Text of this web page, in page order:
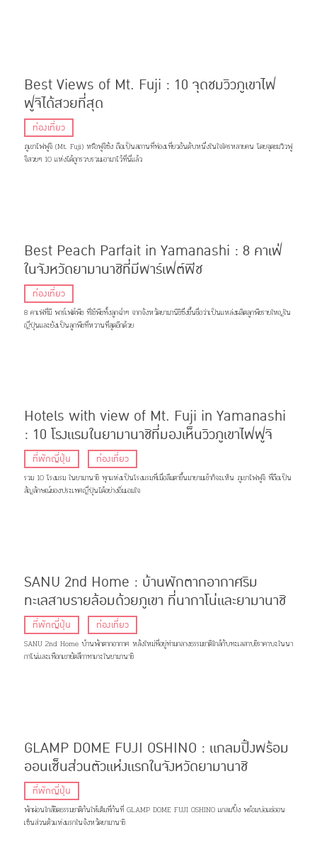
Best Views of Mt. Fuji : 10 จุดชมวิวภูเขาไฟ
ฟูจิได้สวยที่สุด
ท่องเที่ยว
ภูเขาไฟฟูจิ (Mt. Fuji) หรือฟูจิซัง ถือเป็นสถานที่ท่องเที่ยวอันดับหนึ่งในใจใครหลายคน โดยจุดชมวิวฟู
จิสวยๆ 10 แห่งได้ถูกรวบรวมเอามาไว้ที่นี่แล้ว
Best Peach Parfait in Yamanashi : 8 คาเฟ่
ในจังหวัดยามานาชิที่มีพาร์เฟต์พีช
ท่องเที่ยว
8 คาเฟ่ที่มี พาร์เฟต์พีช ที่ใช้พีชทั้งลูกฉ่ำๆ จากจังหวัดยามานิชิซึ่งขึ้นชื่อว่าเป็นแหล่งผลิตลูกพีชรายใหญ่ใน
ญี่ปุ่นและยังเป็นลูกพีชที่หวานที่สุดอีกด้วย
Hotels with view of Mt. Fuji in Yamanashi
: 10 โรงแรมในยามานาชิที่มองเห็นวิวภูเขาไฟฟูจิ
ที่พักญี่ปุ่น ท่องเที่ยว
รวม 10 โรงแรม ในยามานาชิ ทุกแห่งเป็นโรงแรมที่เมื่อลืมตาขึ้นมายามเช้าก็จะเห็น ภูเขาไฟฟูจิ ที่ถือเป็น
สัญลักษณ์ของประเทศญี่ปุ่นได้อย่างอิ่มเอมใจ
SANU 2nd Home : บ้านพักตากอากาศริม
ทะเลสาบรายล้อมด้วยภูเขา ที่นากาโน่และยามานาชิ
ที่พักญี่ปุ่น ท่องเที่ยว
SANU 2nd Home บ้านพักตากอากาศ หลังใหม่ที่อยู่ท่ามกลางธรรมชาติใกล้กับทะเลสาบชิราคาบะในนา
กาโน่และเทือกเขายัตสึกาทาเกะในยามานาชิ
GLAMP DOME FUJI OSHINO : แกลมปิ้งพร้อม
ออนเซ็นส่วนตัวแห่งแรกในจังหวัดยามานาชิ
ที่พักญี่ปุ่น
พักผ่อนใกล้ชิดธรรมชาติกันให้เต็มที่กันที่ GLAMP DOME FUJI OSHINO แกลมปิ้ง พร้อมบ่อแช่ออน
เซ็นส่วนตัวแห่งแรกในจังหวัดยามานาชิ